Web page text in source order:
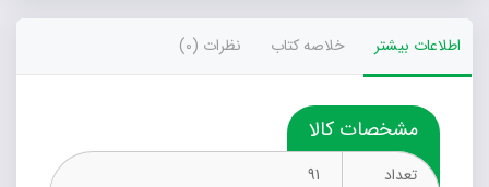
اطلاعات بیشتر خلاصه کتاب نظرات (0)
مشخصات کالا
تعداد
91